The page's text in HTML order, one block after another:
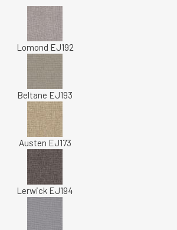
Lomond EJ192
Beltane EJ193
Austen EJ173
Lerwick EJ194